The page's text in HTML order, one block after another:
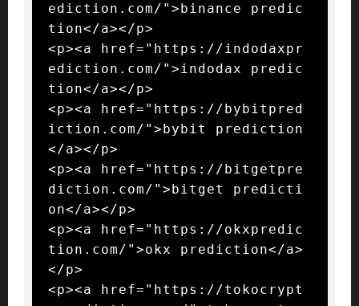
ediction.com/">binance predic
tion</a></p>
<p><a href="https://indodaxpr
ediction.com/">indodax predic
tion</a></p>
<p><a href="https://bybitpred
iction.com/">bybit prediction
</a></p>
<p><a href="https://bitgetpre
diction.com/">bitget predicti
on</a></p>
<p><a href="https://okxpredic
tion.com/">okx prediction</a>
</p>
<p><a href="https://tokocrypt